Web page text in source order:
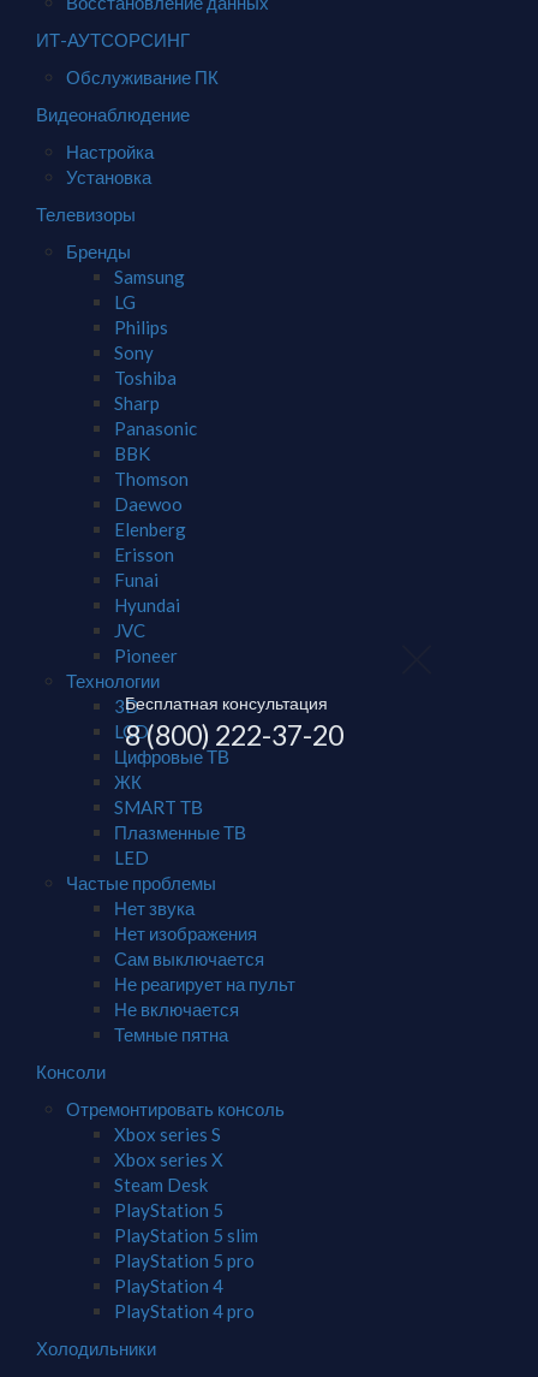
Бесплатная консультация
8 (800) 222-37-20
ИТ-АУТСОРСИНГ
Обслуживание ПК
Видеонаблюдение
Настройка
Установка
Телевизоры
Бренды
Samsung
LG
Philips
Sony
Toshiba
Sharp
Panasonic
BBK
Thomson
Daewoo
Elenberg
Erisson
Funai
Hyundai
JVC
Pioneer
Технологии
3D
LCD
Цифровые ТВ
ЖК
SMART ТВ
Плазменные ТВ
LED
Частые проблемы
Нет звука
Нет изображения
Сам выключается
Не реагирует на пульт
Не включается
Темные пятна
Консоли
Отремонтировать консоль
Xbox series S
Xbox series X
Steam Desk
PlayStation 5
PlayStation 5 slim
PlayStation 5 pro
PlayStation 4
PlayStation 4 pro
Холодильники